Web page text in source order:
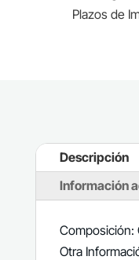
Plazos de
Descripción
Información
Composición:
Otra